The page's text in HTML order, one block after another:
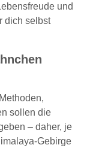
und
dich selbst
sollen die
– daher, je
Gebirge